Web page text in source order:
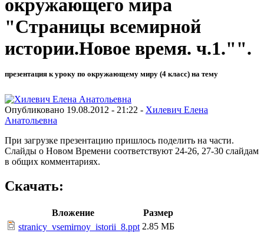
окружающего мира
"Страницы всемирной
истории.Новое время. ч.1."".
презентация к уроку по окружающему миру (4 класс) на тему
Опубликовано 19.08.2012 - 21:22 - Хилевич Елена
Анатольевна
При загрузке презентацию пришлось поделить на части.
Слайды о Новом Времени соответствуют 24-26, 27-30 слайдам
в общих комментариях.
Скачать:
Вложение
Размер
stranicy_vsemirnoy_istorii_8.ppt 2.85 МБ